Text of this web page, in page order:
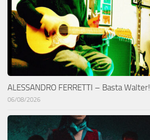
ALESSANDRO FERRETTI – Basta Walter!
06/08/2026